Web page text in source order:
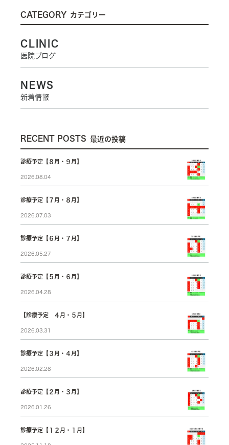
CATEGORY カテゴリー
CLINIC
医院ブログ
NEWS
新着情報
RECENT POSTS 最近の投稿
診療予定【８月・９月】
2026.08.04
診療予定【７月・８月】
2026.07.03
診療予定【６月・７月】
2026.05.27
診療予定【５月・６月】
2026.04.28
【診療予定 ４月・５月】
2026.03.31
診療予定【３月・４月】
2026.02.28
診療予定【２月・３月】
2026.01.26
診療予定【１２月・１月】